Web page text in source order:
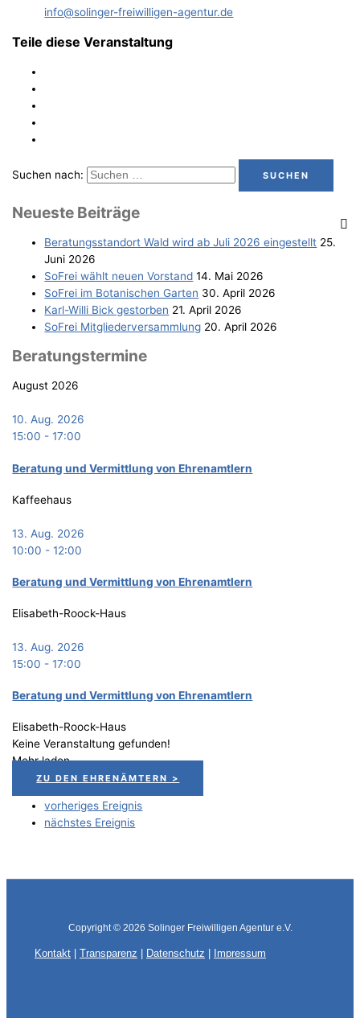
info@solinger-freiwilligen-agentur.de
Teile diese Veranstaltung
Suchen nach:
Neu­es­te Beiträge
Bera­tungs­stand­ort Wald wird ab Juli 2026 eingestellt 25.
Juni 2026
SoFrei wählt neu­en Vorstand 14. Mai 2026
SoFrei im Bota­ni­schen Garten 30. April 2026
Karl-Wil­li Bick gestorben 21. April 2026
SoFrei Mit­glie­der­ver­samm­lung 20. April 2026
Bera­tungs­ter­mi­ne
August 2026
10. Aug. 2026
15:00 -17:00
Bera­tung und Ver­mitt­lung von Ehrenamtlern
Kaffeehaus
13. Aug. 2026
10:00 -12:00
Bera­tung und Ver­mitt­lung von Ehrenamtlern
Elisabeth-Roock-Haus
13. Aug. 2026
15:00 -17:00
Bera­tung und Ver­mitt­lung von Ehrenamtlern
Elisabeth-Roock-Haus
Keine Veranstaltung gefunden!
Mehr laden
ZU DEN EHRENÄMTERN >
vorheriges Ereignis
nächstes Ereignis
Copyright © 2026 Solinger Freiwilligen Agentur e.V.
Kontakt Transparenz Datenschutz Impressum